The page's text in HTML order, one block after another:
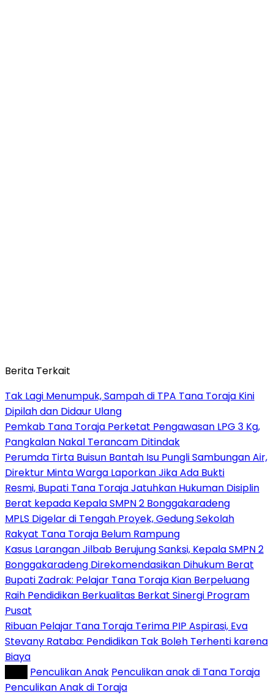
Berita Terkait
Tak Lagi Menumpuk, Sampah di TPA Tana Toraja Kini
Dipilah dan Didaur Ulang
Pemkab Tana Toraja Perketat Pengawasan LPG 3 Kg,
Pangkalan Nakal Terancam Ditindak
Perumda Tirta Buisun Bantah Isu Pungli Sambungan Air,
Direktur Minta Warga Laporkan Jika Ada Bukti
Resmi, Bupati Tana Toraja Jatuhkan Hukuman Disiplin
Berat kepada Kepala SMPN 2 Bonggakaradeng
MPLS Digelar di Tengah Proyek, Gedung Sekolah
Rakyat Tana Toraja Belum Rampung
Kasus Larangan Jilbab Berujung Sanksi, Kepala SMPN 2
Bonggakaradeng Direkomendasikan Dihukum Berat
Bupati Zadrak: Pelajar Tana Toraja Kian Berpeluang
Raih Pendidikan Berkualitas Berkat Sinergi Program
Pusat
Ribuan Pelajar Tana Toraja Terima PIP Aspirasi, Eva
Stevany Rataba: Pendidikan Tak Boleh Terhenti karena
Biaya
Penculikan Anak Penculikan anak di Tana Toraja
Penculikan Anak di Toraja